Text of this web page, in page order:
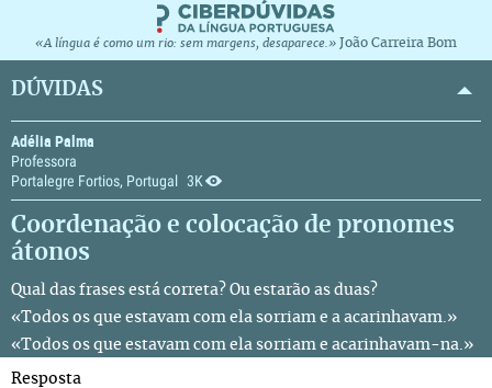
«A língua é como um rio: sem margens, desaparece.» João Carreira Bom
DÚVIDAS
Adélia Palma
Professora
Portalegre Fortios, Portugal 3K
Coordenação e colocação de pronomes
átonos
Qual das frases está correta? Ou estarão as duas?
«Todos os que estavam com ela sorriam e a acarinhavam.»
«Todos os que estavam com ela sorriam e acarinhavam-na.»
Resposta